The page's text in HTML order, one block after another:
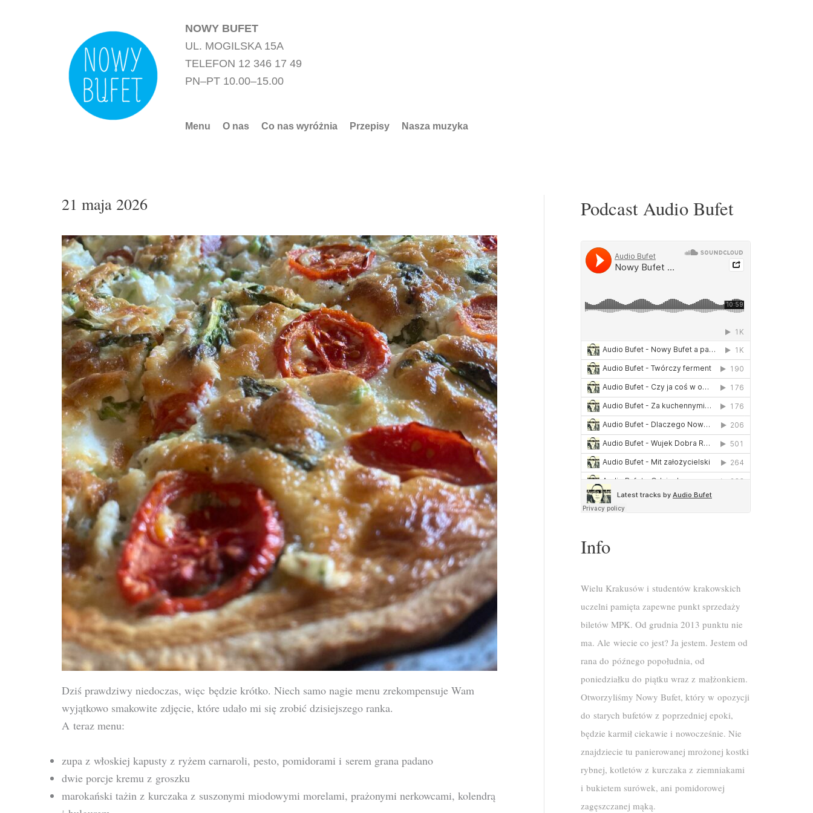
NOWY BUFET
UL. MOGILSKA 15A
TELEFON 12 346 17 49
PN–PT 10.00–15.00
Menu O nas Co nas wyróżnia Przepisy Nasza muzyka
21 maja 2026
Dziś prawdziwy niedoczas, więc będzie krótko. Niech samo nagie menu zrekompensuje Wam
wyjątkowo smakowite zdjęcie, które udało mi się zrobić dzisiejszego ranka.
A teraz menu:
zupa z włoskiej kapusty z ryżem carnaroli, pesto, pomidorami i serem grana padano
dwie porcje kremu z groszku
marokański tażin z kurczaka z suszonymi miodowymi morelami, prażonymi nerkowcami, kolendrą
Podcast Audio Bufet
Info
Wielu Krakusów i studentów krakowskich
uczelni pamięta zapewne punkt sprzedaży
biletów MPK. Od grudnia 2013 punktu nie
ma. Ale wiecie co jest? Ja jestem. Jestem od
rana do późnego popołudnia, od
poniedziałku do piątku wraz z małżonkiem.
Otworzyliśmy Nowy Bufet, który w opozycji
do starych bufetów z poprzedniej epoki,
będzie karmił ciekawie i nowocześnie. Nie
znajdziecie tu panierowanej mrożonej kostki
rybnej, kotletów z kurczaka z ziemniakami
i bukietem surówek, ani pomidorowej
zagęszczanej mąką.